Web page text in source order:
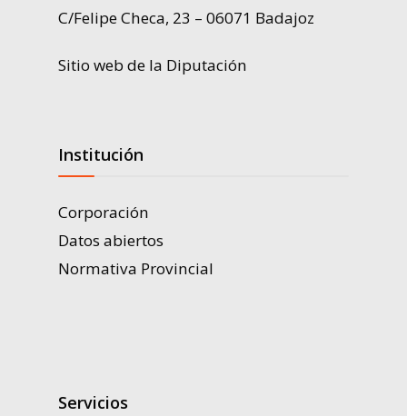
C/Felipe Checa, 23 – 06071 Badajoz
Sitio web de la Diputación
Institución
Corporación
Datos abiertos
Normativa Provincial
Servicios